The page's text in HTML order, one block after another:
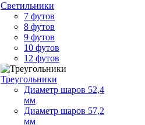
Светильники
7 футов
8 футов
9 футов
10 футов
12 футов
Треугольники
Диаметр шаров 52,4
мм
Диаметр шаров 57,2
мм